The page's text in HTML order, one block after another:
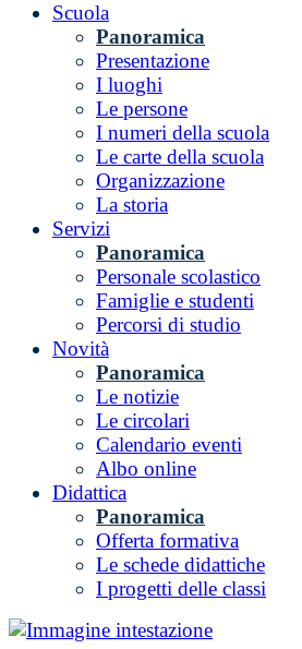
Scuola
Panoramica
Presentazione
I luoghi
Le persone
I numeri della scuola
Le carte della scuola
Organizzazione
La storia
Servizi
Panoramica
Personale scolastico
Famiglie e studenti
Percorsi di studio
Novità
Panoramica
Le notizie
Le circolari
Calendario eventi
Albo online
Didattica
Panoramica
Offerta formativa
Le schede didattiche
I progetti delle classi